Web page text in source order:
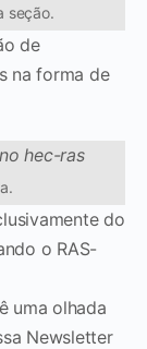
seção.
de
na forma de
do
o RAS-
uma olhada
Newsletter